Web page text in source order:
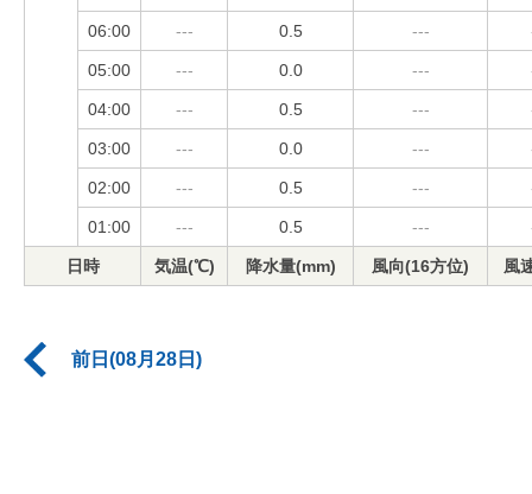
06:00 --- 0.5 ---
05:00 --- 0.0 ---
04:00 --- 0.5 ---
03:00 --- 0.0 ---
02:00 --- 0.5 ---
01:00 --- 0.5 ---
日時 気温(℃) 降水量(mm) 風向(16方位) 風
前日(08月28日)